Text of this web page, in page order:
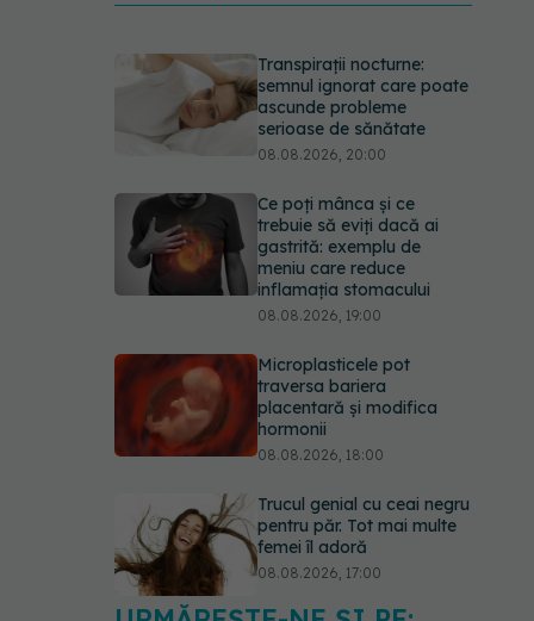
Transpirații nocturne:
semnul ignorat care poate
ascunde probleme
serioase de sănătate
08.08.2026, 20:00
Ce poți mânca și ce
trebuie să eviți dacă ai
gastrită: exemplu de
meniu care reduce
inflamația stomacului
08.08.2026, 19:00
Microplasticele pot
traversa bariera
placentară și modifica
hormonii
08.08.2026, 18:00
Trucul genial cu ceai negru
pentru păr. Tot mai multe
femei îl adoră
08.08.2026, 17:00